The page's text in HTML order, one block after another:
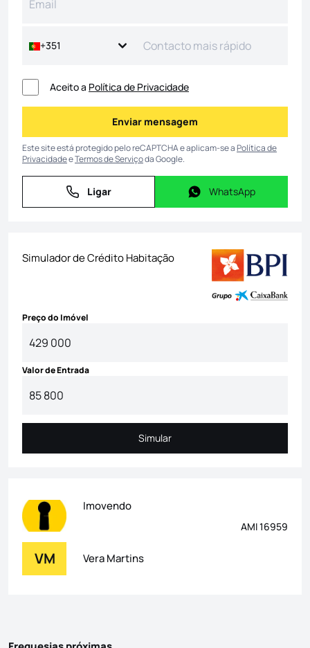
+351
Aceito a Política de Privacidade
Enviar mensagem
Enviar mensagem
Este site está protegido pelo reCAPTCHA e aplicam-se aPolítica de
PrivacidadeeTermos de Serviçoda Google.
Ligar
Ligar WhatsApp
WhatsApp
Simulador de Crédito Habitação
Preço do Imóvel
Valor de Entrada
Simular
Simular
Imovendo
AMI 16959
VM Vera Martins